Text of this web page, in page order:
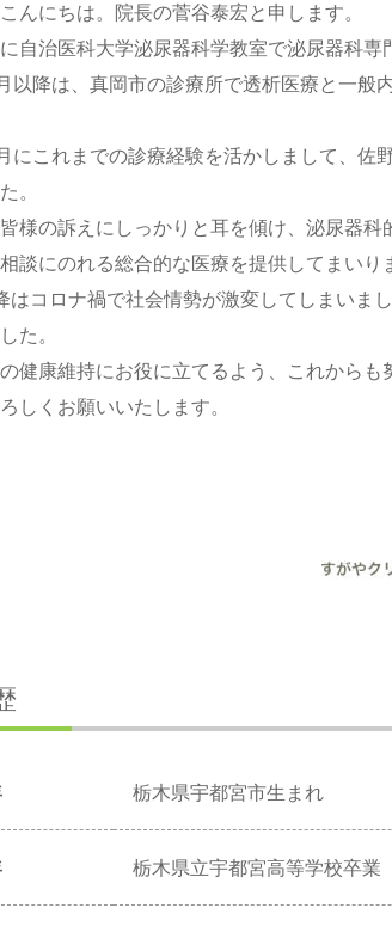
んにちは。院長の菅谷泰宏と申します。
自治医科大学泌尿器科学教室で泌尿器科専
以降は、真岡市の診療所で透析医療と一般
にこれまでの診療経験を活かしまして、佐
。
様の訴えにしっかりと耳を傾け、泌尿器
談にのれる総合的な医療を提供してまいり
はコロナ禍で社会情勢が激変してしまいま
た。
健康維持にお役に立てるよう、これからも
しくお願いいたします。
栃木県宇都宮市生まれ
栃木県立宇都宮高等学校卒業